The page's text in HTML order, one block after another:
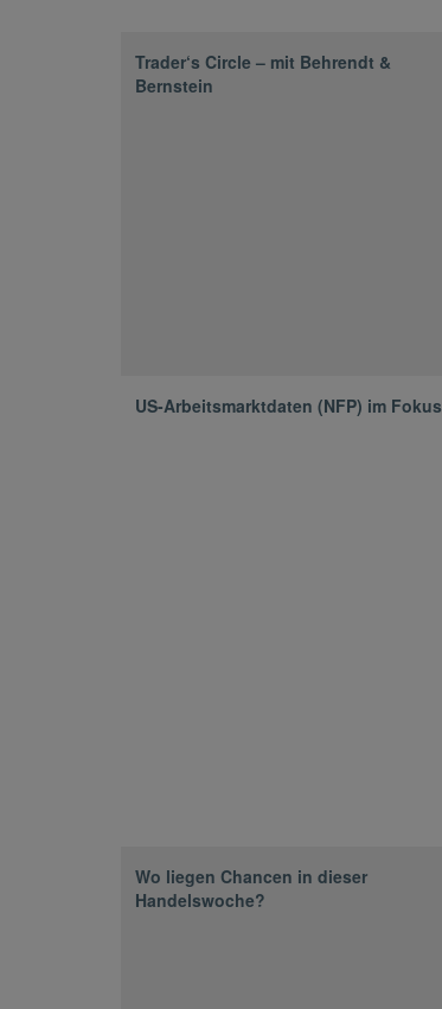
Trader‘s Circle – mit Behrendt &
Bernstein
US-Arbeitsmarktdaten (NFP) im Fokus
Wo liegen Chancen in dieser
Handelswoche?